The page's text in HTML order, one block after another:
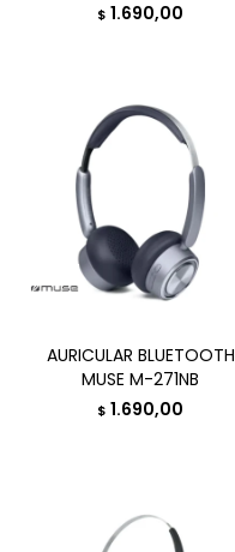
$ 1.690,00
AURICULAR BLUETOOTH
MUSE M-271NB
$ 1.690,00